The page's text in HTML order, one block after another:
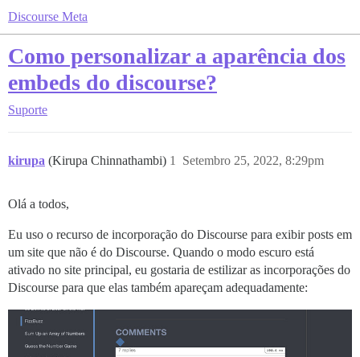
Discourse Meta
Como personalizar a aparência dos
embeds do discourse?
Suporte
kirupa (Kirupa Chinnathambi) Setembro 25, 2022, 8:29pm
1
Olá a todos,
Eu uso o recurso de incorporação do Discourse para exibir posts em
um site que não é do Discourse. Quando o modo escuro está
ativado no site principal, eu gostaria de estilizar as incorporações do
Discourse para que elas também apareçam adequadamente: